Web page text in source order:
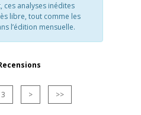
ces analyses inédites
libre, tout comme les
l’édition mensuelle.
3 > >>